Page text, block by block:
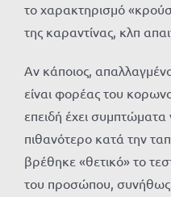
το χαρακτηρισμό
της καραντίνας, κλπ
Αν κάποιος,
είναι φορέας του
επειδή έχει συμπτώματα
πιθανότερο κατά την
βρέθηκε «θετικό» το
του προσώπου, συνήθως